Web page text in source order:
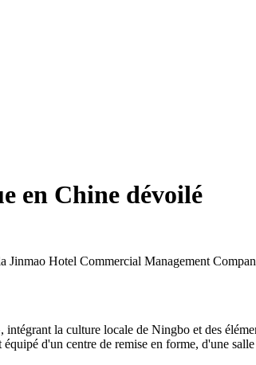
en Chine dévoilé
Hotel Commercial Management
la culture locale de Ningbo et des
d'un centre de remise en forme, d'une